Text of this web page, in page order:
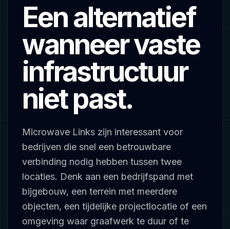
Een alternatief
wanneer vaste
infrastructuur
niet past.
Microwave Links zijn interessant voor
bedrijven die snel een betrouwbare
verbinding nodig hebben tussen twee
locaties. Denk aan een bedrijfspand met
bijgebouw, een terrein met meerdere
objecten, een tijdelijke projectlocatie of een
omgeving waar graafwerk te duur of te